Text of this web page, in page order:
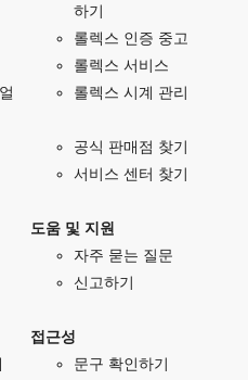
하기
롤렉스 인증 중고
롤렉스 서비스
롤렉스 시계 관리
공식 판매점 찾기
서비스 센터 찾기
도움 및 지원
자주 묻는 질문
신고하기
접근성
문구 확인하기